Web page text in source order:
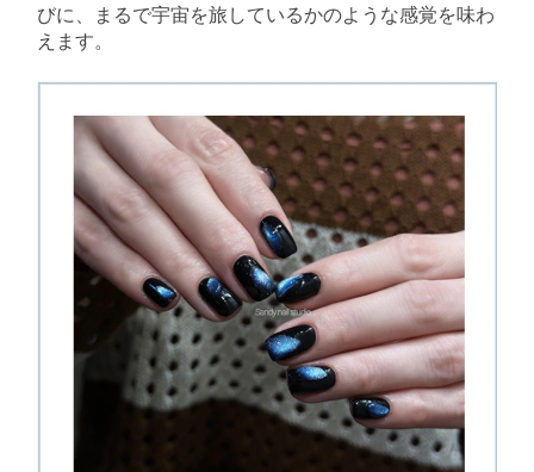
びに、まるで宇宙を旅しているかのような感覚を味わ
えます。